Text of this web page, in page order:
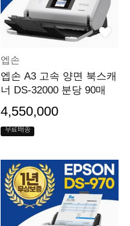
엡손
엡손 A3 고속 양면 북스캐
너 DS-32000 분당 90매
4,550,000
무료배송